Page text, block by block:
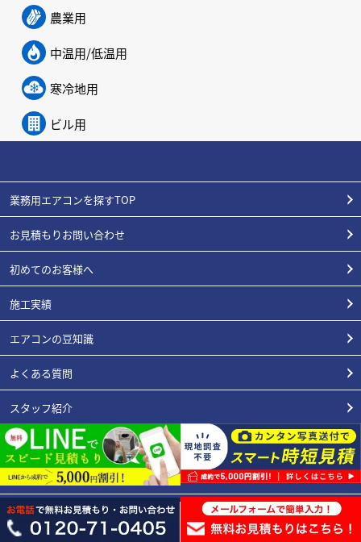
農業用
中温用/低温用
寒冷地用
ビル用
業務用エアコンを探すTOP
お見積もりお問い合わせ
初めてのお客様へ
施工実績
エアコンの豆知識
よくある質問
スタッフ紹介
業種別
会社概要
3年工事保証内容